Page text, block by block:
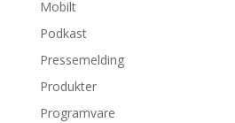
Mobilt
Podkast
Pressemelding
Produkter
Programvare